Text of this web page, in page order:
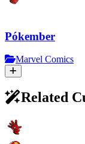
Pókember
Marvel Comics
Related